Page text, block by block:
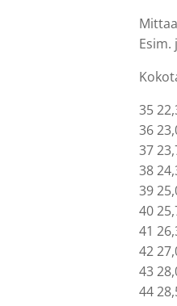
Esim.
35
36
37
38
39
40
41
42
43
44